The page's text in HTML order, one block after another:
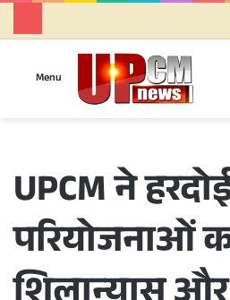
Menu
UPCM ने
परियोजनाओं